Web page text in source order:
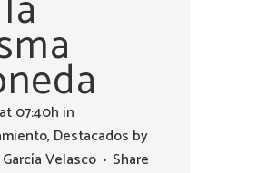
07:40h in
, Destacados by
Velasco
Share